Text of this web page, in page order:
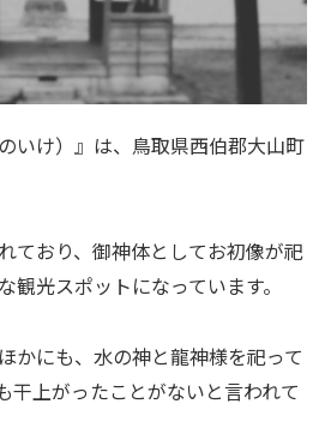
いけ）』は、鳥取県西伯郡大山町
ており、御神体としてお初像が祀
観光スポットになっています。
かにも、水の神と龍神様を祀って
干上がったことがないと言われて